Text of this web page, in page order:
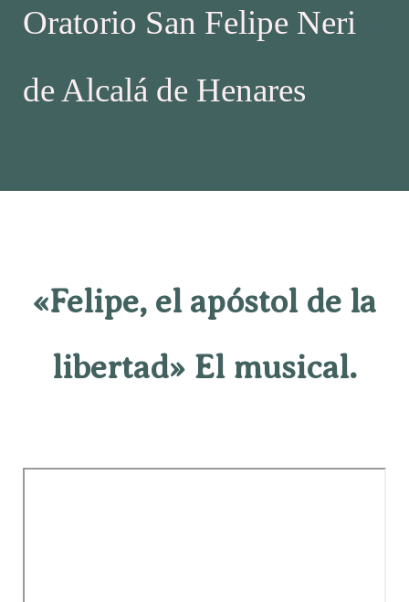
Oratorio San Felipe Neri
de Alcalá de Henares
«Felipe, el apóstol de la
libertad» El musical.